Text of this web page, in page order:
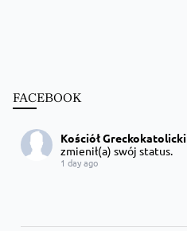
FACEBOOK
Kościół Greckokatolicki
zmienił(a) swój status.
1 day ago